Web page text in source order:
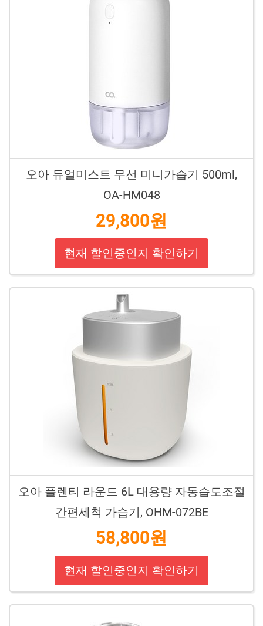
오아 듀얼미스트 무선 미니가습기 500ml,
OA-HM048
29,800원
현재 할인중인지 확인하기
오아 플렌티 라운드 6L 대용량 자동습도조절
간편세척 가습기, OHM-072BE
58,800원
현재 할인중인지 확인하기